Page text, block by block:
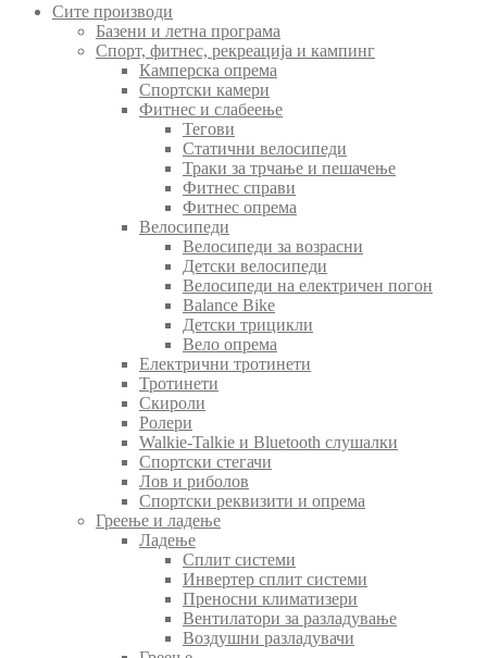
Сите производи
Базени и летна програма
Спорт, фитнес, рекреација и кампинг
Камперска опрема
Спортски камери
Фитнес и слабеење
Тегови
Статични велосипеди
Траки за трчање и пешачење
Фитнес справи
Фитнес опрема
Велосипеди
Велосипеди за возрасни
Детски велосипеди
Велосипеди на електричен погон
Balance Bike
Детски трицикли
Вело опрема
Електрични тротинети
Тротинети
Скироли
Ролери
Walkie-Talkie и Bluetooth слушалки
Спортски стегачи
Лов и риболов
Спортски реквизити и опрема
Греење и ладење
Ладење
Сплит системи
Инвертер сплит системи
Преносни климатизери
Вентилатори за разладување
Воздушни разладувачи